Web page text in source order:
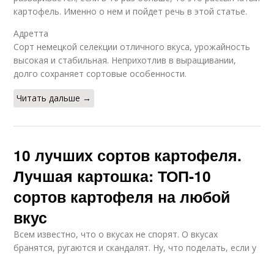
картофель. Именно о нем и пойдет речь в этой статье.
Адретта
Сорт немецкой селекции отличного вкуса, урожайность
высокая и стабильная. Неприхотлив в выращивании,
долго сохраняет сортовые особенности.
Читать дальше →
10 лучших сортов картофеля.
Лучшая картошка: ТОП-10
сортов картофеля на любой
вкус
Всем известно, что о вкусах не спорят. О вкусах
бранятся, ругаются и скандалят. Ну, что поделать, если у